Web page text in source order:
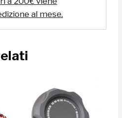
al mese.